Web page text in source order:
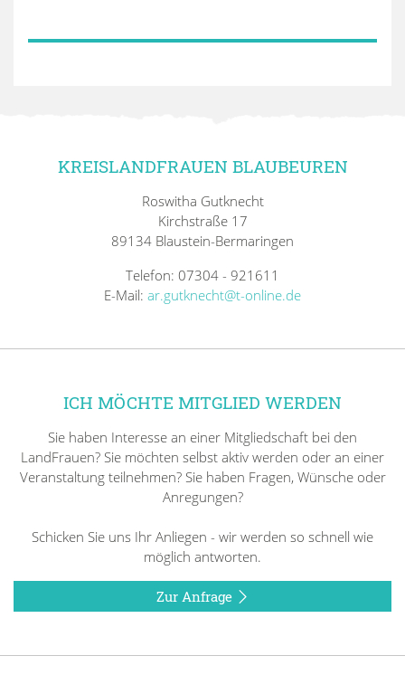
KREISLANDFRAUEN BLAUBEUREN
Roswitha Gutknecht
Kirchstraße 17
89134 Blaustein-Bermaringen
Telefon: 07304 - 921611
E-Mail: ar.gutknecht@t-online.de
ICH MÖCHTE MITGLIED WERDEN
Sie haben Interesse an einer Mitgliedschaft bei den
LandFrauen? Sie möchten selbst aktiv werden oder an einer
Veranstaltung teilnehmen? Sie haben Fragen, Wünsche oder
Anregungen?
Schicken Sie uns Ihr Anliegen - wir werden so schnell wie
möglich antworten.
Zur Anfrage